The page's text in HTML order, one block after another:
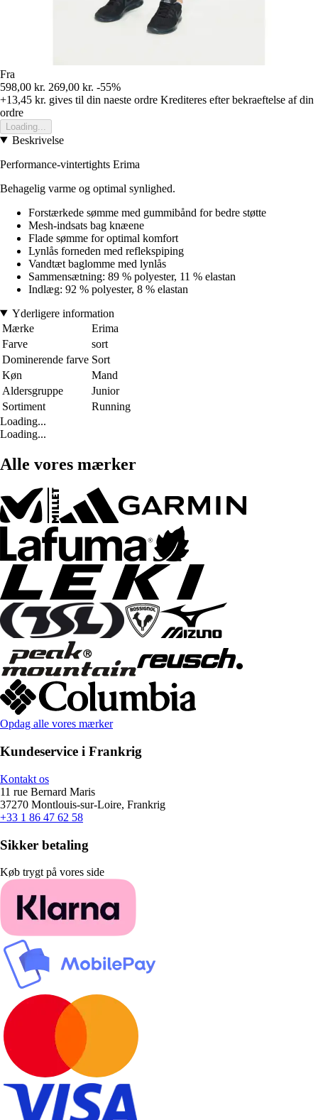
Fra
598,00 kr. 269,00 kr. -55%
+13,45 kr. gives til din naeste ordre Krediteres efter bekraeftelse af din
ordre
Loading...
Beskrivelse
Performance-vintertights Erima
Behagelig varme og optimal synlighed.
Forstærkede sømme med gummibånd for bedre støtte
Mesh-indsats bag knæene
Flade sømme for optimal komfort
Lynlås forneden med reflekspiping
Vandtæt baglomme med lynlås
Sammensætning: 89 % polyester, 11 % elastan
Indlæg: 92 % polyester, 8 % elastan
Yderligere information
Mærke
Erima
Farve
sort
Dominerende farve Sort
Køn
Mand
Aldersgruppe
Junior
Sortiment
Running
Loading...
Loading...
Alle vores mærker
Opdag alle vores mærker
Kundeservice i Frankrig
Kontakt os
11 rue Bernard Maris
37270 Montlouis-sur-Loire, Frankrig
+33 1 86 47 62 58
Sikker betaling
Køb trygt på vores side